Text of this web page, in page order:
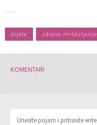
dijete zdravo mršavljenje
KOMENTARI